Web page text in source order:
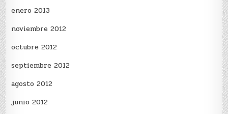
enero 2013
noviembre 2012
octubre 2012
septiembre 2012
agosto 2012
junio 2012